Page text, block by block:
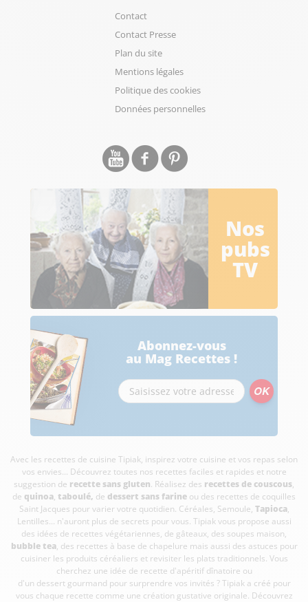
Contact
Contact Presse
Plan du site
Mentions légales
Politique des cookies
Données personnelles
Nos
pubs
TV
Abonnez-vous
au Mag Recettes !
Avec les recettes de cuisine Tipiak, inspirez votre cuisine et vos repas selon
vos envies... Découvrez toutes nos recettes faciles et rapides et notre
suggestion de recette sans gluten. Réalisez des recettes de couscous,
de quinoa, taboulé, de dessert sans farine ou des recettes de coquilles
Saint Jacques pour varier votre quotidien. Céréales, Semoule, Tapioca,
Lentilles... n'auront plus de secrets pour vous. Tipiak vous propose aussi
des idées de recettes végétariennes, de gâteaux, des soupes maison,
bubble tea, des recettes à base de chapelure mais aussi des astuces pour
cuisiner les produits céréaliers et revisiter les plats traditionnels. Vous
cherchez une idée de recette d'apéritif dînatoire ou
d'un dessert gourmand pour surprendre vos invités ? Tipiak a créé pour
vous chaque recette comme une création gustative originale. Découvrez